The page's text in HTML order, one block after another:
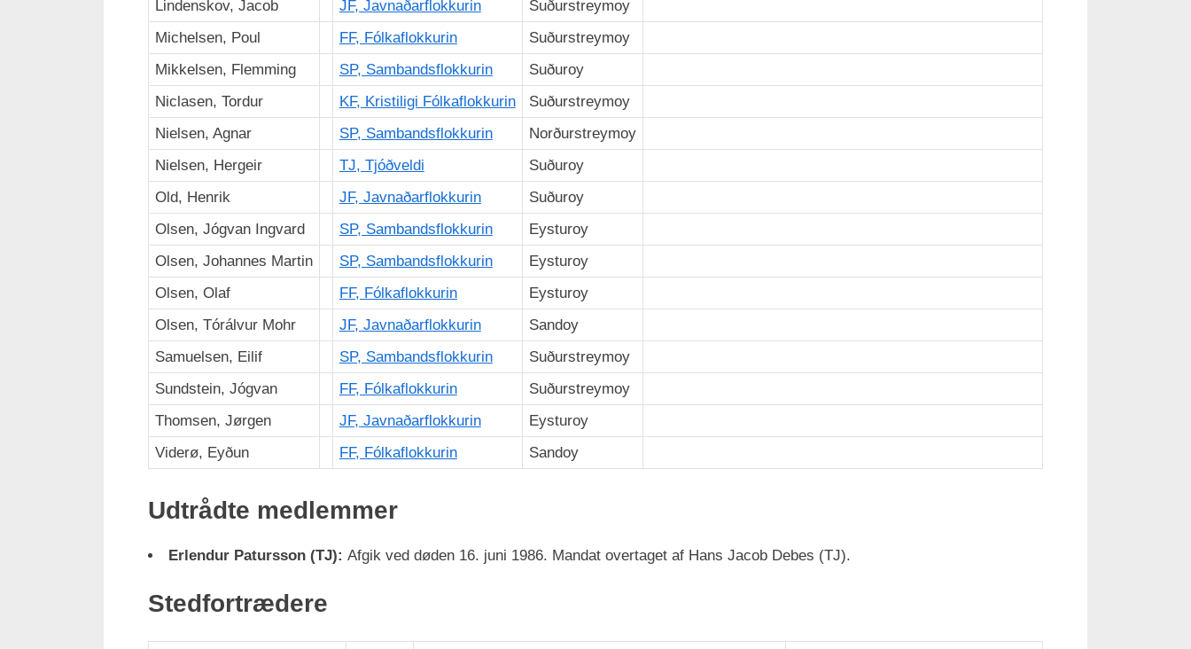
Lindenskov, Jacob
JF, Javnaðarflokkurin
Suðurstreymoy
Michelsen, Poul
FF, Fólkaflokkurin
Suðurstreymoy
Mikkelsen, Flemming
SP, Sambandsflokkurin
Suðuroy
Niclasen, Tordur
KF, Kristiligi Fólkaflokkurin
Suðurstreymoy
Nielsen, Agnar
SP, Sambandsflokkurin
Norðurstreymoy
Nielsen, Hergeir
TJ, Tjóðveldi
Suðuroy
Old, Henrik
JF, Javnaðarflokkurin
Suðuroy
Olsen, Jógvan Ingvard
SP, Sambandsflokkurin
Eysturoy
Olsen, Johannes Martin
SP, Sambandsflokkurin
Eysturoy
Olsen, Olaf
FF, Fólkaflokkurin
Eysturoy
Olsen, Tórálvur Mohr
JF, Javnaðarflokkurin
Sandoy
Samuelsen, Eilif
SP, Sambandsflokkurin
Suðurstreymoy
Sundstein, Jógvan
FF, Fólkaflokkurin
Suðurstreymoy
Thomsen, Jørgen
JF, Javnaðarflokkurin
Eysturoy
Viderø, Eyðun
FF, Fólkaflokkurin Sandoy
Udtrådte medlemmer
Erlendur Patursson (TJ): Afgik ved døden 16. juni 1986. Mandat overtaget af Hans Jacob Debes (TJ).
Stedfortrædere